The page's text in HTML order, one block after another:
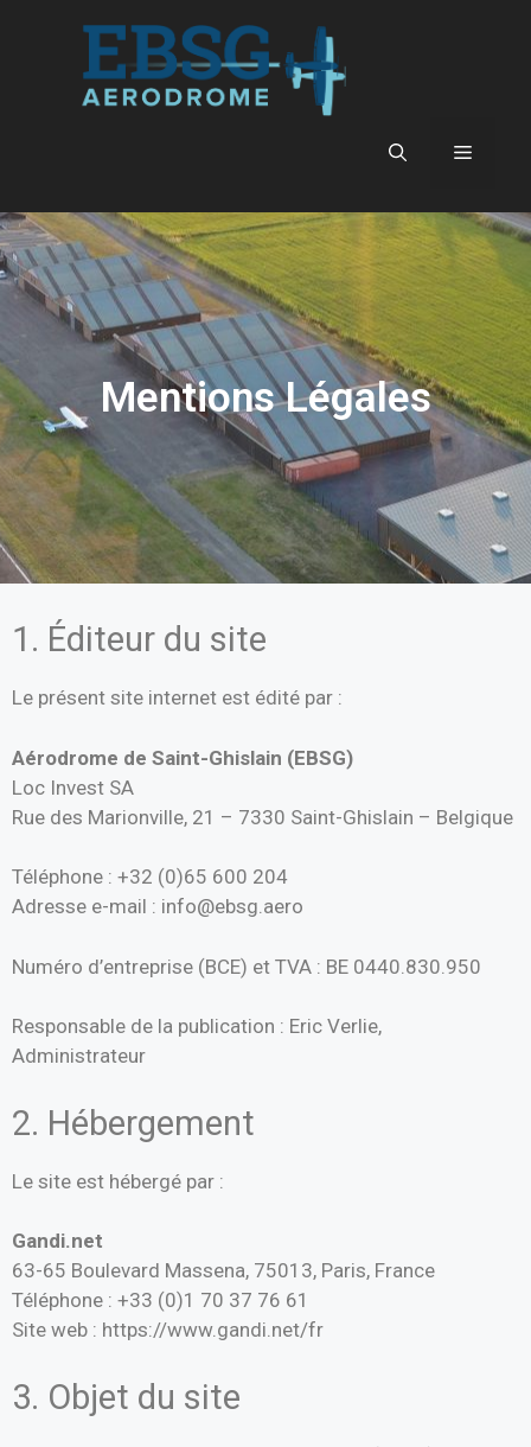
Mentions Légales
1. Éditeur du site
Le présent site internet est édité par :
Aérodrome de Saint-Ghislain (EBSG)
Loc Invest SA
Rue des Marionville, 21 – 7330 Saint-Ghislain – Belgique
Téléphone : +32 (0)65 600 204
Adresse e-mail : info@ebsg.aero
Numéro d’entreprise (BCE) et TVA : BE 0440.830.950
Responsable de la publication : Eric Verlie,
Administrateur
2. Hébergement
Le site est hébergé par :
Gandi.net
63-65 Boulevard Massena, 75013, Paris, France
Téléphone : +33 (0)1 70 37 76 61
Site web : https://www.gandi.net/fr
3. Objet du site